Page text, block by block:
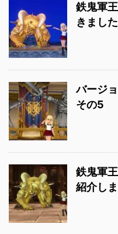
鉄鬼軍
きました
バージ
その5
鉄鬼軍
紹介し